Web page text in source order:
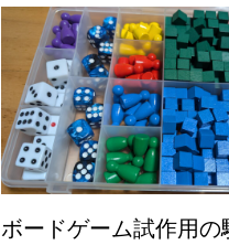
ボードゲーム試作用の